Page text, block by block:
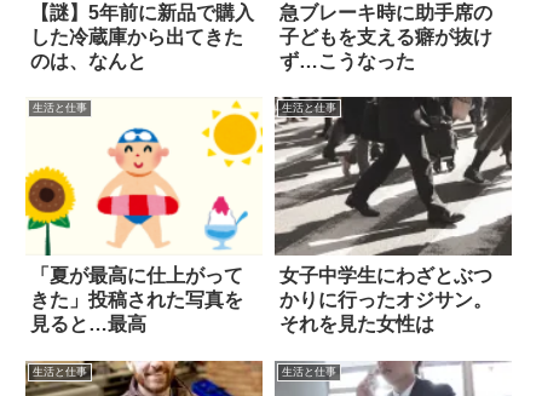
【謎】5年前に新品で購入
した冷蔵庫から出てきた
のは、なんと
急ブレーキ時に助手席の
子どもを支える癖が抜け
ず…こうなった
生活と仕事
「夏が最高に仕上がって
きた」投稿された写真を
見ると…最高
生活と仕事
女子中学生にわざとぶつ
かりに行ったオジサン。
それを見た女性は
生活と仕事 生活と仕事